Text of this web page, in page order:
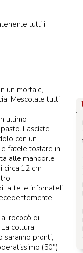
tutti i
un mortaio,
Mescolate tutti
ultimo
Lasciate
con un
fatele tostare in
alle mandorle
circa 12 cm.
latte, e infornateli
rococò di
cottura
saranno pronti,
(50°)